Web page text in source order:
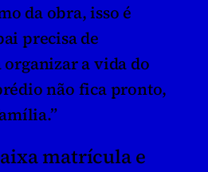
da obra, isso é
precisa de
a vida do
não fica pronto,
matrícula e